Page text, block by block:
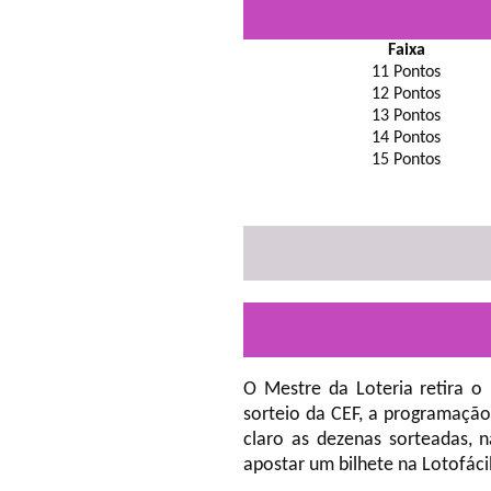
Faixa
11 Pontos
12 Pontos
13 Pontos
14 Pontos
15 Pontos
O Mestre da Loteria retira o
sorteio da CEF, a
claro as dezenas sorteadas,
apostar um bilhete na